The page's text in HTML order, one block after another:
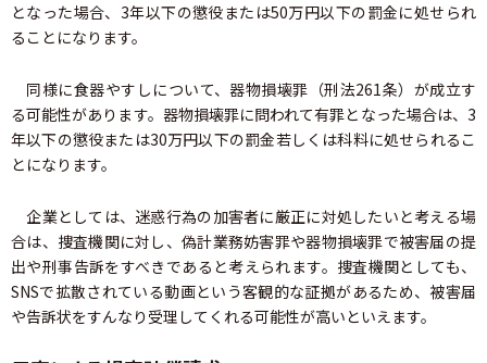
となった場合、3年以下の懲役または50万円以下の罰金に処せられ
ることになります。
同様に食器やすしについて、器物損壊罪（刑法261条）が成立す
る可能性があります。器物損壊罪に問われて有罪となった場合は、3
年以下の懲役または30万円以下の罰金若しくは科料に処せられるこ
とになります。
企業としては、迷惑行為の加害者に厳正に対処したいと考える場
合は、捜査機関に対し、偽計業務妨害罪や器物損壊罪で被害届の提
出や刑事告訴をすべきであると考えられます。捜査機関としても、
SNSで拡散されている動画という客観的な証拠があるため、被害届
や告訴状をすんなり受理してくれる可能性が高いといえます。